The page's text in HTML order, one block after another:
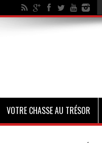
VOTRE CHASSE AU TRÉSOR